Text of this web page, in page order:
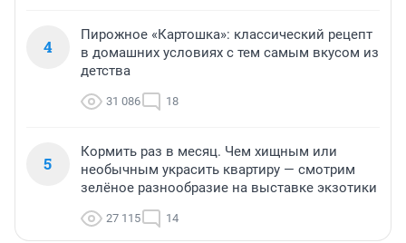
4
Пирожное «Картошка»: классический рецепт
в домашних условиях с тем самым вкусом из
детства
31 086 18
5
Кормить раз в месяц. Чем хищным или
необычным украсить квартиру — смотрим
зелёное разнообразие на выставке экзотики
27 115 14